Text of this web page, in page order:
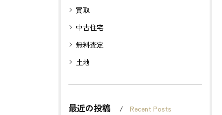
買取
中古住宅
無料査定
土地
最近の投稿 Recent Posts